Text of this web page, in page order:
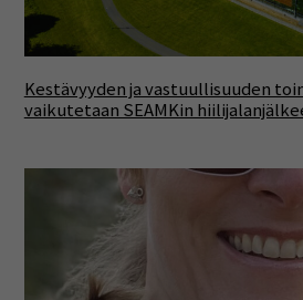
Kestävyyden ja vastuullisuuden
vaikutetaan SEAMKin